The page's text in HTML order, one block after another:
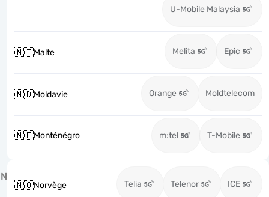
U-Mobile Malaysia
🇲🇹Malte Melita Epic
🇲🇩Moldavie Orange Moldtelecom
🇲🇪Monténégro m:tel T-Mobile
N
🇳🇴Norvège Telia Telenor ICE